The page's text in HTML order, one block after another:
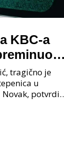
KBC-a
na
tragično je
u
potvrdio